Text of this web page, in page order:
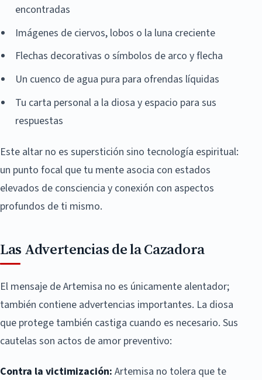
encontradas
Imágenes de ciervos, lobos o la luna creciente
Flechas decorativas o símbolos de arco y flecha
Un cuenco de agua pura para ofrendas líquidas
Tu carta personal a la diosa y espacio para sus
respuestas
Este altar no es superstición sino tecnología espiritual:
un punto focal que tu mente asocia con estados
elevados de consciencia y conexión con aspectos
profundos de ti mismo.
Las Advertencias de la Cazadora
El mensaje de Artemisa no es únicamente alentador;
también contiene advertencias importantes. La diosa
que protege también castiga cuando es necesario. Sus
cautelas son actos de amor preventivo:
Contra la victimización: Artemisa no tolera que te